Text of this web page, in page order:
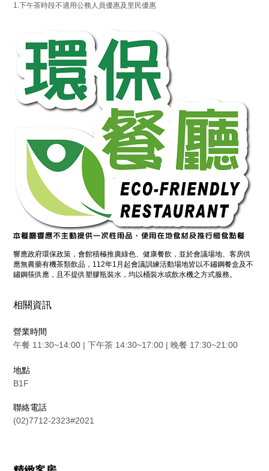
1.下午茶時段不適用公務人員優惠及里民優惠
響應政府環保政策，會館積極推廣綠色、健康餐飲，並於會議場地、客房供
應無農藥有機茶類飲品，112年1月起會議訓練活動場地皆以不鏽鋼餐盒及不
鏽鋼筷供應，且不提供塑膠瓶裝水，均以桶裝水或飲水機之方式服務。
相關資訊
營業時間
午餐 11:30~14:00 | 下午茶 14:30~17:00 | 晚餐 17:30~21:00
地點
B1F
聯絡電話
(02)7712-2323#2021